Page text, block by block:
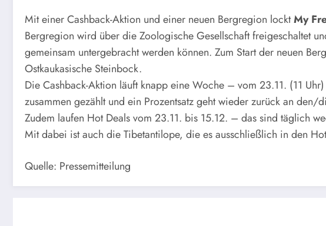
Mit einer Cashback-Aktion und einer neuen Bergregion locktMy
Bergregion wird über die Zoologische Gesellschaft freigeschaltet
gemeinsam untergebracht werden können. Zum Start der neuen
Ostkaukasische Steinbock.
Die Cashback-Aktion läuft knapp eine Woche – vom 23.11. (11
zusammen gezählt und ein Prozentsatz geht wieder zurück an
Zudem laufen Hot Deals vom 23.11. bis 15.12. – das sind täglich
Mit dabei ist auch die Tibetantilope, die es ausschließlich in den
Quelle: Pressemitteilung